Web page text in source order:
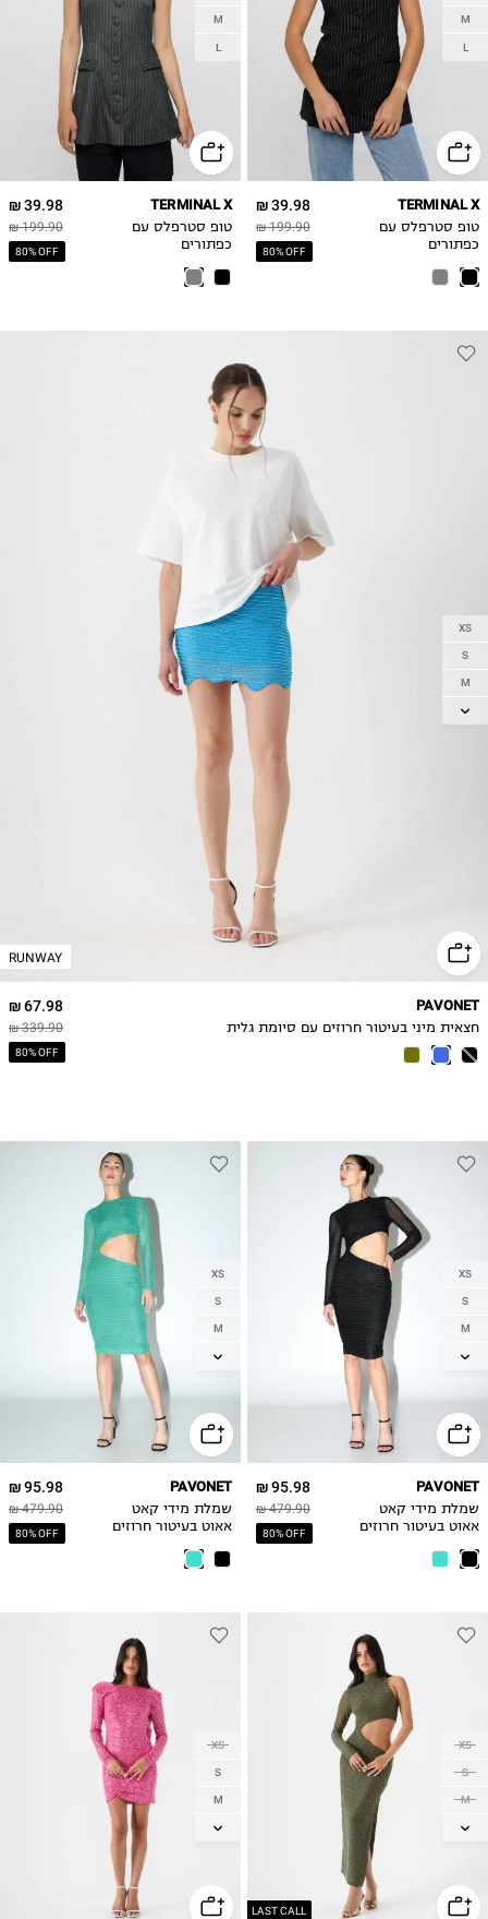
M
L
39.98 ₪
199.90 ₪
80% OFF
TERMINAL X
טופ סטרפלס עם
כפתורים
M
L
39.98 ₪
199.90 ₪
80% OFF
TERMINAL X
טופ סטרפלס עם
כפתורים
RUNWAY
XS
S
M
L
67.98 ₪
339.90 ₪
80% OFF
PAVONET
חצאית מיני בעיטור חרוזים עם סיומת גלית
XS
S
M
L
95.98 ₪
479.90 ₪
80% OFF
PAVONET
שמלת מידי קאט
אאוט בעיטור חרוזים
XS
S
M
L
95.98 ₪
479.90 ₪
80% OFF
PAVONET
שמלת מידי קאט
אאוט בעיטור חרוזים
LAST CALL
XS
S
M
L
XS
S
M
L